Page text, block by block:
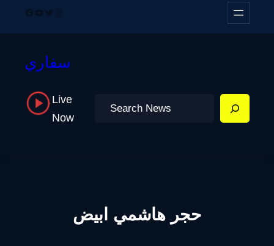
Facebook
YouTube
TwitterInstagram
سفاري
Live
Now
Search
حجر هاشمي ابيض